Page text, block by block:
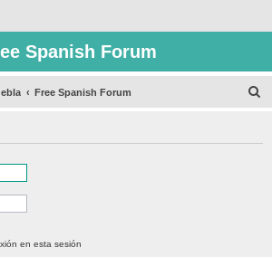
Spanish Forum
Free Spanish Forum
en esta sesión